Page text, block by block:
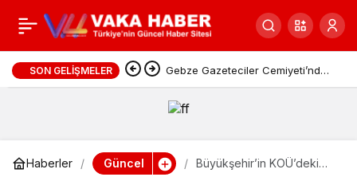
SON GELIŞMELER Gebze Gazeteciler Cemiyeti’nden
Kaymakam Özyiğit’e Ziyaret
Haberler Güncel
Büyükşehir’in KOÜ’deki
Kars Altıneller
Geleneksel El Sanatları
0 Paylaş